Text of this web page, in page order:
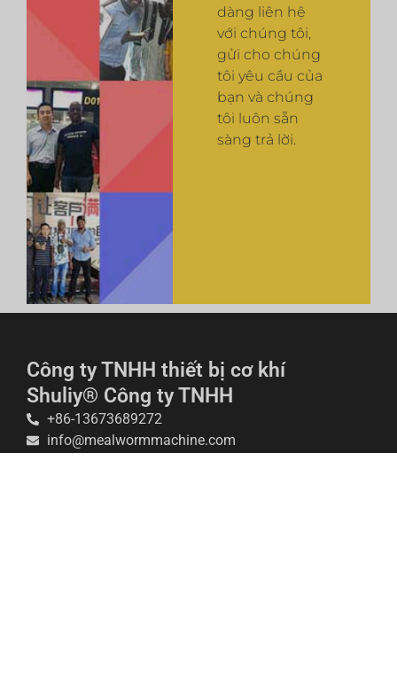
dàng liên hệ
với chúng tôi,
gửi cho chúng
tôi yêu cầu của
bạn và chúng
tôi luôn sẵn
sàng trả lời.
Công ty TNHH thiết bị cơ khí
Shuliy® Công ty TNHH
+86-13673689272
info@mealwormmachine.com